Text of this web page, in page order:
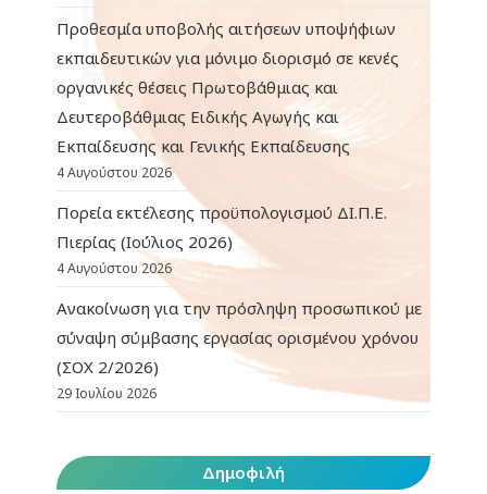
Προθεσμία υποβολής αιτήσεων υποψήφιων
εκπαιδευτικών για μόνιμο διορισμό σε κενές
οργανικές θέσεις Πρωτοβάθμιας και
Δευτεροβάθμιας Ειδικής Αγωγής και
Εκπαίδευσης και Γενικής Εκπαίδευσης
4 Αυγούστου 2026
Πορεία εκτέλεσης προϋπολογισμού ΔΙ.Π.Ε.
Πιερίας (Ιούλιος 2026)
4 Αυγούστου 2026
Ανακοίνωση για την πρόσληψη προσωπικού με
σύναψη σύμβασης εργασίας ορισμένου χρόνου
(ΣΟΧ 2/2026)
29 Ιουλίου 2026
Δημοφιλή